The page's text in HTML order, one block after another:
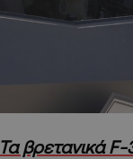
Τα βρετανικά